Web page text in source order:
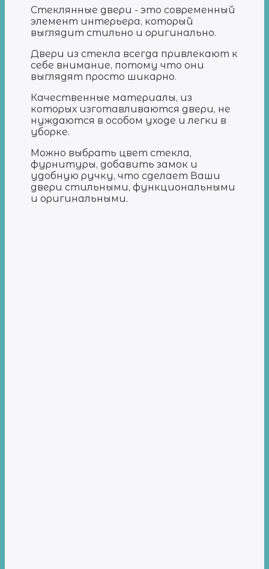
Стеклянные двери - это современный
элемент интерьера, который
выглядит стильно и оригинально.
Двери из стекла всегда привлекают к
себе внимание, потому что они
выглядят просто шикарно.
Качественные материалы, из
которых изготавливаются двери, не
нуждаются в особом уходе и легки в
уборке.
Можно выбрать цвет стекла,
фурнитуры, добавить замок и
удобную ручку, что сделает Ваши
двери стильными, функциональными
и оригинальными.